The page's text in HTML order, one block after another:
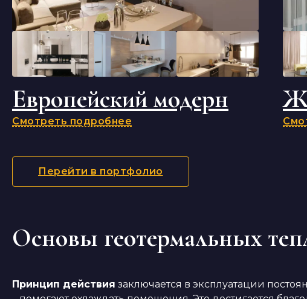
Европейский модерн
Смотреть подробнее
Перейти в портфолио
Основы геотермальных
Принцип действия заключается в эксплуатации